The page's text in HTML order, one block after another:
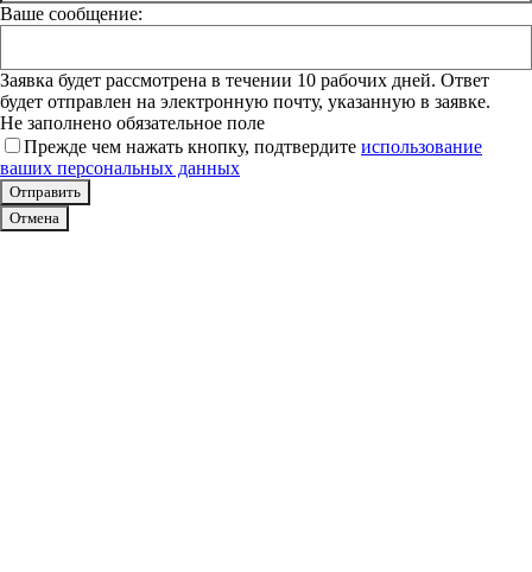
Ваше сообщение:
Заявка будет рассмотрена в течении 10 рабочих дней. Ответ
будет отправлен на электронную почту, указанную в заявке.
Не заполнено обязательное поле
Прежде чем нажать кнопку, подтвердите использование
ваших персональных данных
Отмена